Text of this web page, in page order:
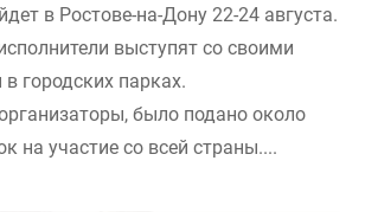
в Ростове-на-Дону 22-24 августа.
выступят со своими
городских парках.
было подано около
на участие со всей страны....